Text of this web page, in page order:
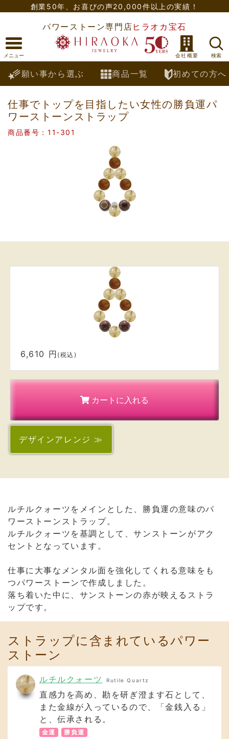
創業50年、 お喜びの声20,000件以上の実績！
パワーストーン専門店 ヒラオカ宝石
願い事から選ぶ 商品一覧 初めての方へ
仕事でトップを目指したい女性の勝負運パ
ワーストーンストラップ
商品番号：11-301
6,610 円 (税込)
カートに入れる
デザインアレンジ ≫
ルチルクォーツをメインとした、勝負運の意味のパ
ワーストーンストラップ。
ルチルクォーツを基調として、サンストーンがアク
セントとなっています。
仕事に大事なメンタル面を強化してくれる意味をも
つパワーストーンで作成しました。
落ち着いた中に、サンストーンの赤が映えるストラ
ップです。
ストラップに含まれているパワー
ストーン
ルチルクォーツ Rutile Quartz
直感力を高め、勘を研ぎ澄ます石として、
また金線が入っているので、「金銭入る」
と、伝承される。
金運 勝負運